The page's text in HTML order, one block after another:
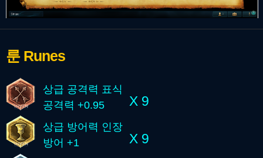
룬 Runes
상급 공격력 표식
공격력 +0.95
X 9
상급 방어력 인장
방어 +1
X 9